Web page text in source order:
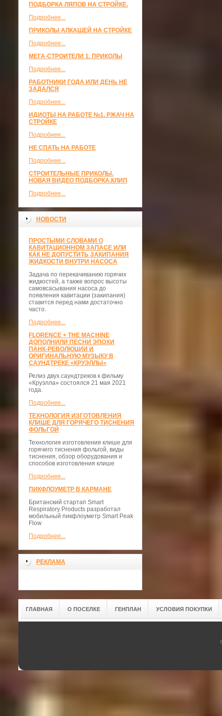
ПОДБОРКА ЛЯПОВ НА СТРОЙКЕ.
Подробнее...
ПРИКОЛЫ АЛКАШЕЙ НА СТРОЙКЕ
Подробнее...
МЕГА-СТРОИТЕЛИ 1. ПРИКОЛЫ
Подробнее...
РАБОТНИКИ ГОДА ИЛИ ДЕНЬ НЕ
ЗАДАЛСЯ
Подробнее...
ИДИОТЫ НА РАБОТЕ №1. РЖАЧ НА
СТРОЙКЕ
Подробнее...
НЕ СПАТЬ НА РАБОТЕ
Подробнее...
СТРОИТЕЛЬНЫЕ ПРИКОЛЫ.
НОВАЯ ВИДЕО ПОДБОРКА.КЛИП
Подробнее...
НОВОСТИ
ПРОСТЫМИ СЛОВАМИ О
КАВИТАЦИОННОМ ЗАПАСЕ ИЛИ
КАК НЕ ДОПУСТИТЬ ЗАКИПАНИЯ
ЖИДКОСТИ ВНУТРИ НАСОСА
Задача по перекачиванию горячих
жидкостей, а также вопрос высоты
самовсасывания насоса до
появления кавитации (закипания)
ставится перед нами достаточно
часто.
Подробнее...
FLORENCE + THE MACHINE
ДОПОЛНИЛИ ПЕСНИ ЭПОХИ
ПАНК-РЕВОЛЮЦИИ И
ОРИГИНАЛЬНУЮ МУЗЫКУ В
САУНДТРЕКЕ «КРУЭЛЛЫ»
Релиз двух саундтреков к фильму
«Круэлла» состоялся 21 мая 2021
года.
Подробнее...
ТЕХНОЛОГИЯ ИЗГОТОВЛЕНИЯ
КЛИШЕ ДЛЯ ГОРЯЧЕГО ТИСНЕНИЯ
ФОЛЬГОЙ
Технология изготовления клише для
горячего тиснения фольгой, виды
тиснения, обзор оборудования и
способов изготовления клише
Подробнее...
ПИКФЛОУМЕТР В КАРМАНЕ
Британский стартап Smart
Respiratory Products разработал
мобильный пикфлоуметр Smart Peak
Flow
Подробнее...
РЕКЛАМА
ГЛАВНАЯ О ПОСЕЛКЕ ГЕНПЛАН УСЛОВИЯ ПОКУПКИ